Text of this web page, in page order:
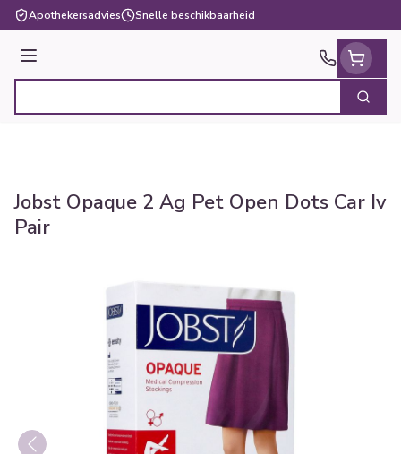
Ga naar de inhoud
Apothekersadvies Snelle beschikbaarheid
Menu
Zoek
Jobst Opaque 2 Ag Pet Open Dots Car Iv
Pair